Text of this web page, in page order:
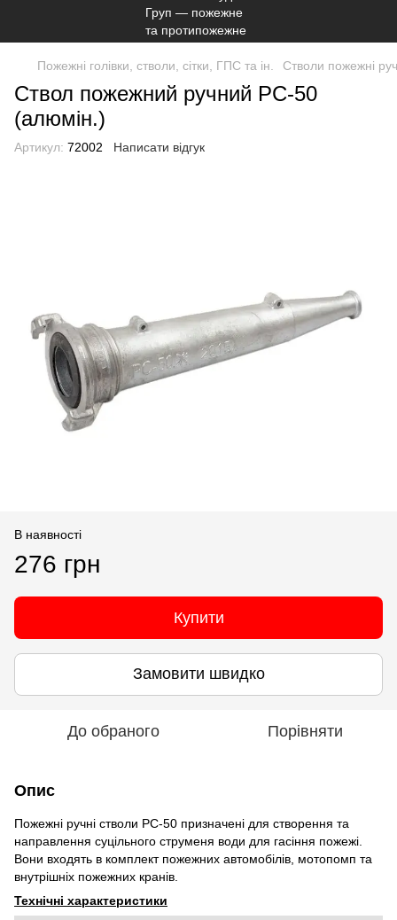
Пожежні голівки, стволи, сітки, ГПС та ін. Стволи пожежні
Ствол пожежний ручний РС-50
(алюмін.)
Артикул: 72002 Написати відгук
В наявності
276 грн
Купити
Замовити швидко
До обраного Порівняти
Опис
Пожежні ручні стволи РС-50 призначені для створення та
направлення суцільного струменя води для гасіння пожежі.
Вони входять в комплект пожежних автомобілів, мотопомп та
внутрішніх пожежних кранів.
Технічні характеристики